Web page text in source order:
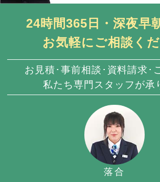
24時間365日・深夜早
お気軽にご相談く
お見積･事前相談･資料請求･
私たち専門スタッフが承
落合